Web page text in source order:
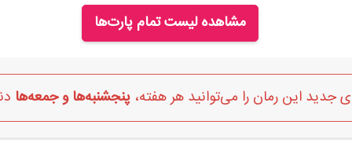
مرکز ویرانه‌های زندگی‌اش ایستاده بودم.
راه نفسم را باز کنم؛ اما نتیجه‌ای نداشت.
مشاهده لیست تمام پارت‌ها
این رمان را می‌توانید هر هفته، پنجشنبه‌ها و جمعه‌ها